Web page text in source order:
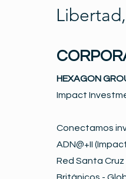
HEXAGON
Impact
Conectamos
ADN@+II
Red Santa